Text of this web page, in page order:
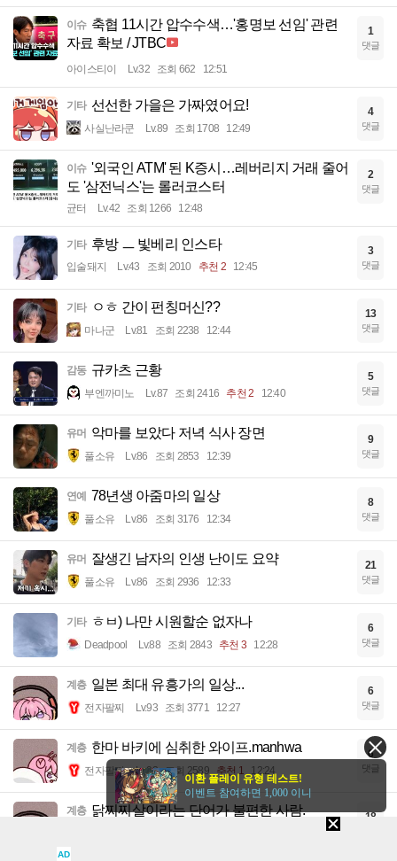
이슈 축협 11시간 압수수색…'홍명보 선임' 관련
자료 확보 / JTBC
아이스티이 Lv.32 조회 662 12:51
1
댓글
기타 선선한 가을은 가짜였어요!
사실난라쿤 Lv.89 조회 1708 12:49
4
댓글
이슈 '외국인 ATM' 된 K증시…레버리지 거래 줄어
도 '삼전닉스'는 롤러코스터
균터 Lv.42 조회 1266 12:48
2
댓글
기타 후방 ㅡ 빛베리 인스타
입술돼지 Lv.43 조회 2010 추천 2 12:45
3
댓글
기타 ㅇㅎ 간이 펀칭머신??
마나군 Lv.81 조회 2238 12:44
13
댓글
감동 규카츠 근황
부엔까미노 Lv.87 조회 2416 추천 2 12:40
5
댓글
유머 악마를 보았다 저녁 식사 장면
풀소유 Lv.86 조회 2853 12:39
9
댓글
연예 78년생 아줌마의 일상
풀소유 Lv.86 조회 3176 12:34
8
댓글
유머 잘생긴 남자의 인생 난이도 요약
풀소유 Lv.86 조회 2936 12:33
21
댓글
기타 ㅎㅂ) 나만 시원할순 없자나
Deadpool Lv.88 조회 2843 추천 3 12:28
6
댓글
계층 일본 최대 유흥가의 일상...
전자팔찌 Lv.93 조회 3771 12:27
6
댓글
계층 한마 바키에 심취한 와이프.manhwa
전자팔찌 Lv.93 조회 2589 추천 1 12:24
6
댓글
계층 닭찌찌살이라는 단어가 불편한 사람. 18
AD
이환 플레이 유형 테스트!
이벤트 참여하면 1,000 이니